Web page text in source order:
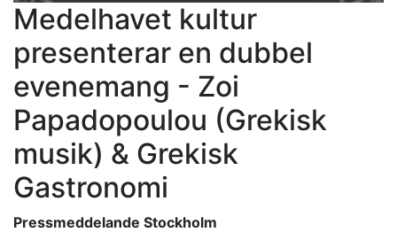
Medelhavet kultur
presenterar en dubbel
evenemang - Zoi
Papadopoulou (Grekisk
musik) & Grekisk
Gastronomi
Pressmeddelande Stockholm